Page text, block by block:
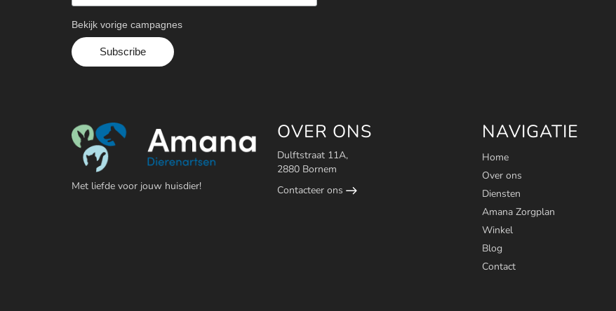
Bekijk vorige campagnes
Met liefde voor jouw huisdier!
OVER ONS
Dulftstraat 11A,
2880 Bornem
Contacteer ons
NAVIGATIE
Home
Over ons
Diensten
Amana Zorgplan
Winkel
Blog
Contact